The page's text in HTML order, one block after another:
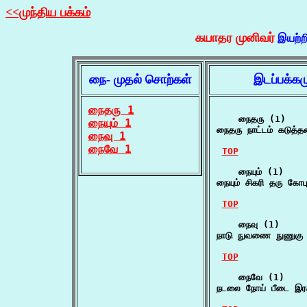
<<முந்திய பக்கம்
கயாதர முனிவர்
நை- முதல் சொற்கள்
நைதரு 1
நையும் 1
நைவு 1
நைவே 1
    நைதரு (1)
நைதரு நாட்டம்
TOP
    நையும் (1)
நையும் சிகரி தரு
TOP
    நைவு (1)
நாடு நுவணை
TOP
    நைவே (1)
நடலை நோய் பீடை